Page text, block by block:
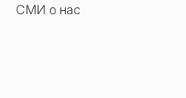
СМИ о нас